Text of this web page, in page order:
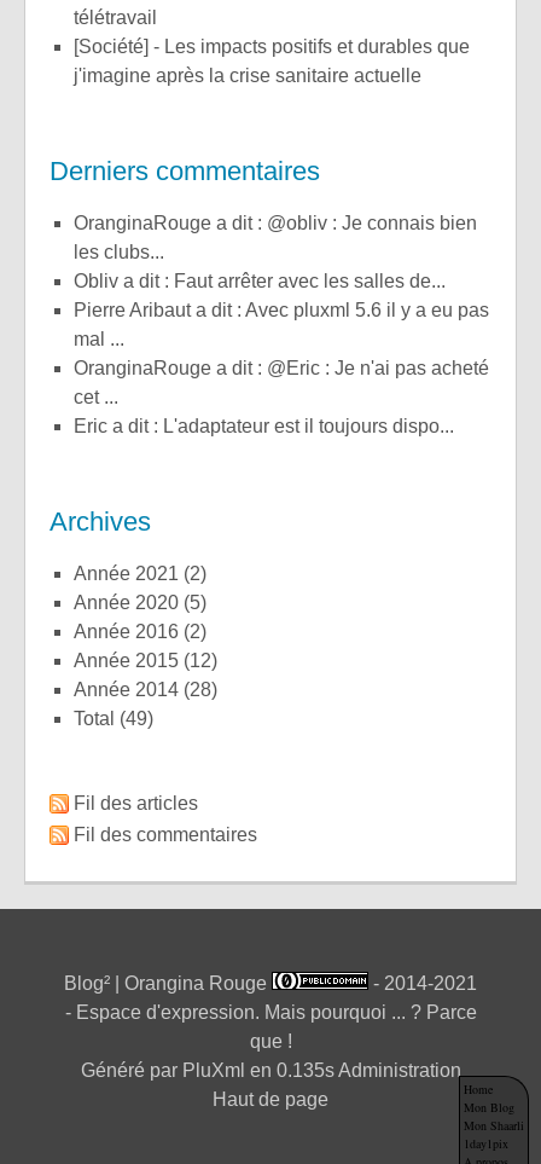
télétravail
[Société] - Les impacts positifs et durables que
j'imagine après la crise sanitaire actuelle
Derniers commentaires
OranginaRouge a dit : @obliv : Je connais bien
les clubs...
obliv a dit : Faut arrêter avec les salles de...
Pierre Aribaut a dit : Avec pluxml 5.6 il y a eu pas
mal ...
OranginaRouge a dit : @Eric : Je n'ai pas acheté
cet ...
Eric a dit : L'adaptateur est il toujours dispo...
Archives
année 2021 (2)
année 2020 (5)
année 2016 (2)
année 2015 (12)
année 2014 (28)
total (49)
Fil des articles
Fil des commentaires
Blog² | Orangina Rouge
- 2014-2021
- Espace d'expression. Mais pourquoi ... ? Parce
que !
Généré par PluXml en 0.135sAdministration
Haut de page
Home
Mon Blog
Mon Shaarli
1day1pix